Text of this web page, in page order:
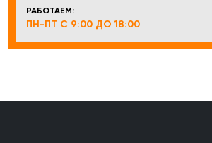
РАБОТАЕМ:
ПН-ПТ С 9:00 ДО 18:00